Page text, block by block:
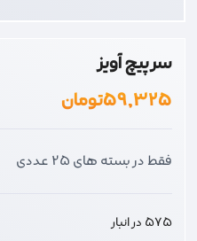
سر پیچ آویز
۵۹,۳۲۵تومان
فقط در بسته های 25 عددی
575 در انبار